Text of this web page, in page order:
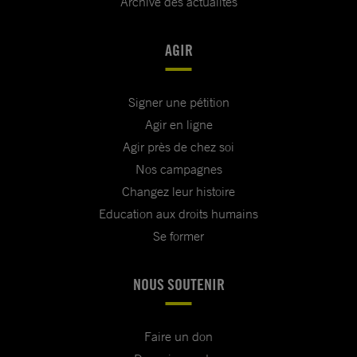
AGIR
Signer une pétition
Agir en ligne
Agir près de chez soi
Nos campagnes
Changez leur histoire
Education aux droits humains
Se former
NOUS SOUTENIR
Faire un don